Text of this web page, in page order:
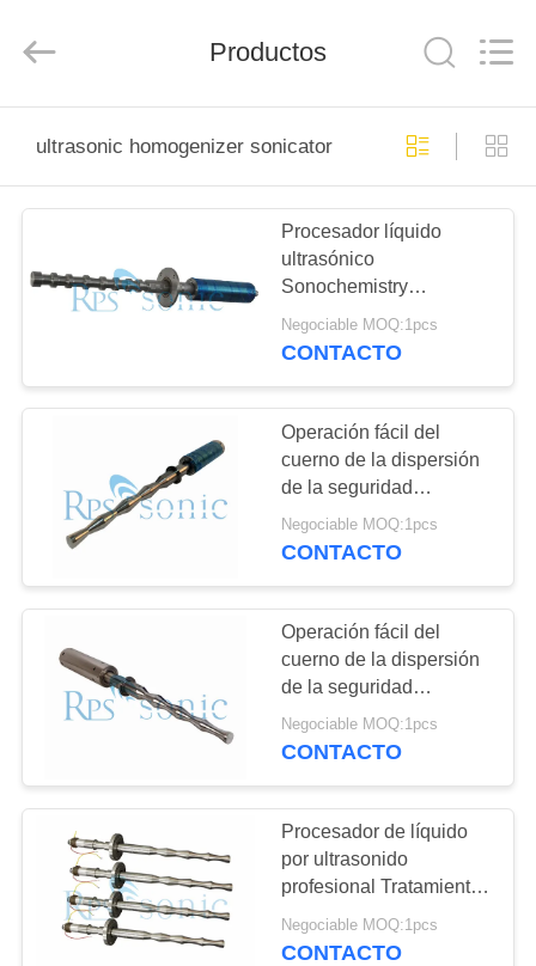
PRODUCTOS
SOBRE
NOSOTROS
VIAJE
FÁBRICA
CONTROL
DE
CALIDAD
EN
CONTACTO
CON
NOTICIAS
Equipment
Productos
ultrasonic homogenizer sonicator
Procesador líquido
ultrasónico
Sonochemistry
ultrasónico de la
extracción médica
Negociable MOQ:1pcs
CONTACTO
Operación fácil del
cuerno de la dispersión
de la seguridad
ultrasónica Titanium del
equipo
Negociable MOQ:1pcs
CONTACTO
Operación fácil del
cuerno de la dispersión
de la seguridad
ultrasónica Titanium del
equipo
Negociable MOQ:1pcs
CONTACTO
Procesador de líquido
por ultrasonido
profesional Tratamiento
eficiente del agua con
titanio
Negociable MOQ:1pcs
CONTACTO